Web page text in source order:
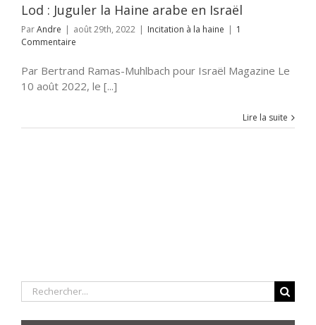
Lod : Juguler la Haine arabe en Israël
ParAndre | août 29th, 2022 | Incitation à la haine | 1
Commentaire
Par Bertrand Ramas-Muhlbach pour Israël Magazine Le
10 août 2022, le [...]
Lire la suite
Rechercher: